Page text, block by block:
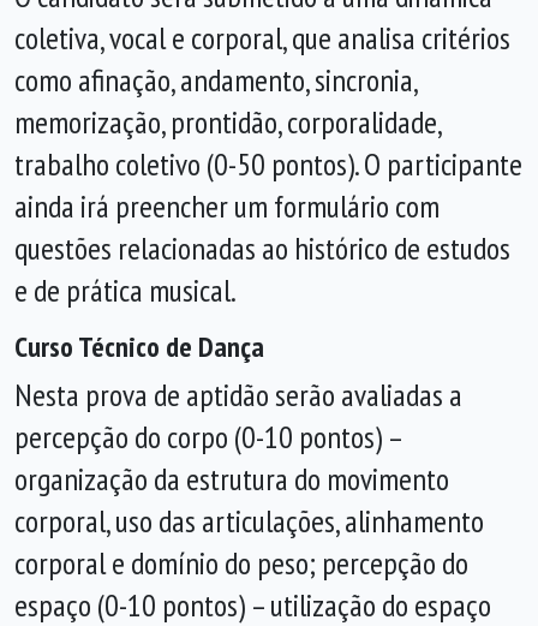
coletiva, vocal e corporal, que analisa critérios
como afinação, andamento, sincronia,
memorização, prontidão, corporalidade,
trabalho coletivo (0-50 pontos). O participante
ainda irá preencher um formulário com
questões relacionadas ao histórico de estudos
e de prática musical.
Curso Técnico de Dança
Nesta prova de aptidão serão avaliadas a
percepção do corpo (0-10 pontos) –
organização da estrutura do movimento
corporal, uso das articulações, alinhamento
corporal e domínio do peso; percepção do
espaço (0-10 pontos) – utilização do espaço